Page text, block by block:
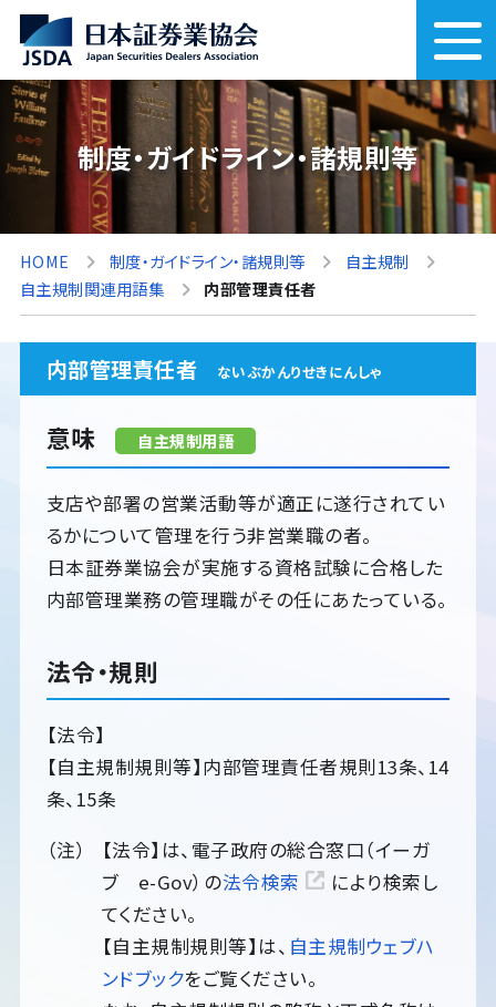
制度・ガイドライン・諸規則等
HOME 制度・ガイドライン・諸規則等
自主規制
自主規制関連用語集
内部管理責任者
内部管理責任者 ないぶかんりせきにんしゃ
意味 自主規制用語
支店や部署の営業活動等が適正に遂行されてい
るかについて管理を行う非営業職の者。
日本証券業協会が実施する資格試験に合格した
内部管理業務の管理職がその任にあたっている。
法令・規則
【法令】
【自主規制規則等】内部管理責任者規則13条、14
条、15条
【法令】は、電子政府の総合窓口（イーガ
ブ e-Gov）の法令検索
により検索し
てください。
【自主規制規則等】は、 自主規制ウェブハ
ンドブックをご覧ください。